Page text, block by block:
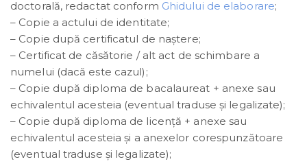
doctorală, redactat conform Ghidului de elaborare;
– Copie a actului de identitate;
– Copie după certificatul de naştere;
– Certificat de căsătorie / alt act de schimbare a
numelui (dacă este cazul);
– Copie după diploma de bacalaureat + anexe sau
echivalentul acesteia (eventual traduse și legalizate);
– Copie după diploma de licenţă + anexe sau
echivalentul acesteia şi a anexelor corespunzătoare
(eventual traduse și legalizate);